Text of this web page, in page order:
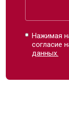
Нажимая
согласие
данных.